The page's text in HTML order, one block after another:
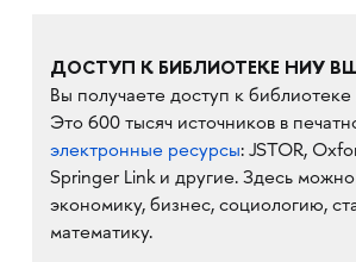
ДОСТУП К БИБЛИОТЕКЕ НИУ
Вы получаете доступ к
Это 600 тысяч источников в
электронные ресурсы: JSTOR,
Springer Link и другие. Здесь
экономику, бизнес, социологию,
математику.